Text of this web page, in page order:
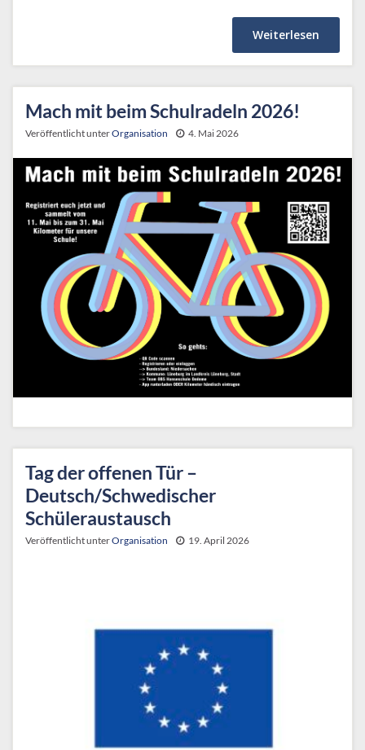
Weiterlesen
Mach mit beim Schulradeln 2026!
Veröffentlicht unterOrganisation 4. Mai 2026
Tag der offenen Tür –
Deutsch/Schwedischer
Schüleraustausch
Veröffentlicht unterOrganisation 19. April 2026